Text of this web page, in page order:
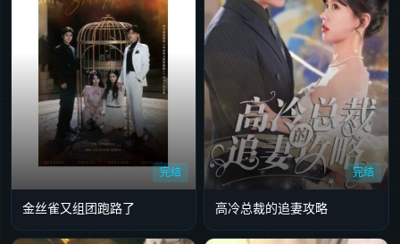
完结
金丝雀又组团跑路了
完结
高冷总裁的追妻攻略